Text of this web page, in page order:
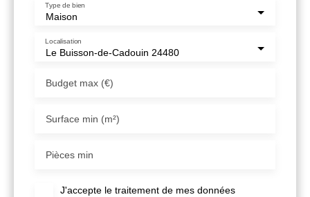
Maison
Type de bien
Le Buisson-de-Cadouin 24480
Localisation
Budget max (€)
Surface min (m²)
Pièces min
J'accepte le traitement de mes données